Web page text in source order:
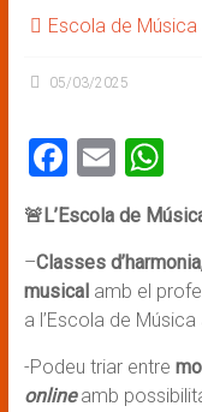
ok
p
Escola de
05/03/2025
F
a
ce
b
o
ok
E
m
ai
l
W
h
at
s
A
p
p
🚨L’Escola de
–Classes
musicalamb el
a l’Escola de
-Podeu triar entre
onlineamb